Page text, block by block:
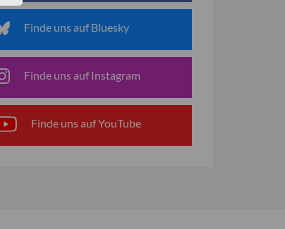
Finde uns auf Bluesky
Finde uns auf Instagram
Finde uns auf YouTube